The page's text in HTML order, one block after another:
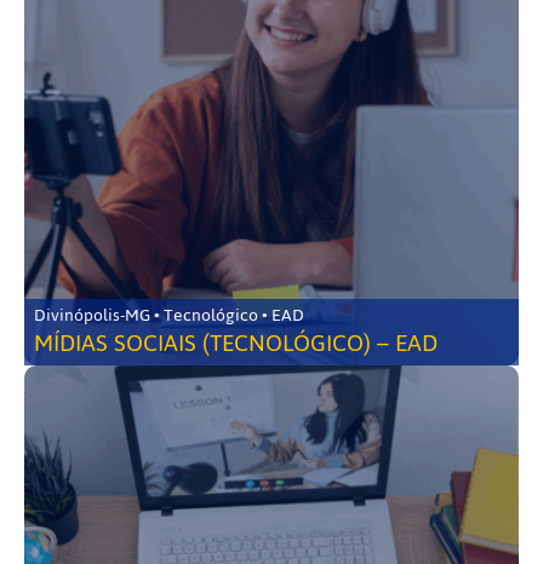
Divinópolis-MG • Tecnológico • EAD
MÍDIAS SOCIAIS (TECNOLÓGICO) – EAD